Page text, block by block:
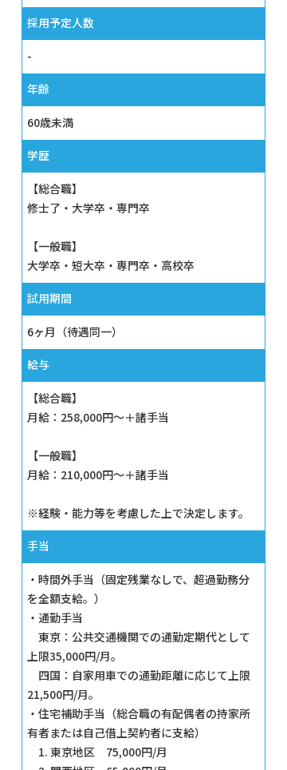
採⽤予定⼈数
-
年齢
60歳未満
学歴
【総合職】
修士了・大学卒・専門卒
【一般職】
大学卒・短大卒・専門卒・高校卒
試⽤期間
6ヶ月（待遇同一）
給与
【総合職】
月給：258,000円～＋諸手当
【一般職】
月給：210,000円～＋諸手当
※経験・能力等を考慮した上で決定します。
⼿当
・時間外手当（固定残業なしで、超過勤務分
を全額支給。）
・通勤手当
東京：公共交通機関での通勤定期代として
上限35,000円/月。
四国：自家用車での通勤距離に応じて上限
21,500円/月。
・住宅補助手当（総合職の有配偶者の持家所
有者または自己借上契約者に支給）
1. 東京地区 75,000円/月